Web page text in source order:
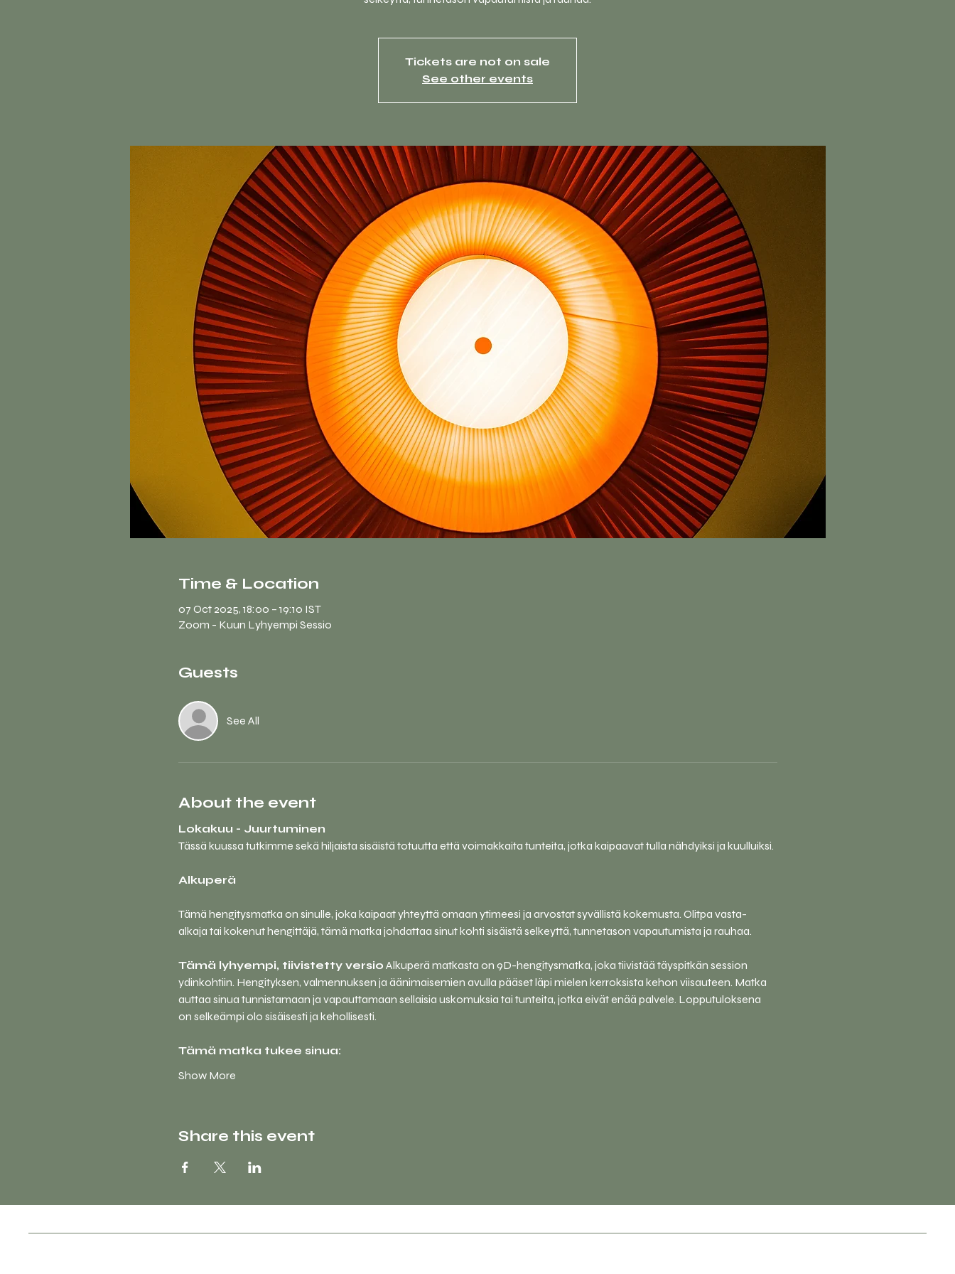
Tickets are not on sale
See other events
Time & Location
07 Oct 2025, 18:00 – 19:10 IST
Zoom - Kuun Lyhyempi Sessio
Guests
See All
About the event
Lokakuu - Juurtuminen
Tässä kuussa tutkimme sekä hiljaista sisäistä totuutta että voimakkaita tunteita, jotka kaipaavat tulla nähdyiksi ja kuulluiksi.
Alkuperä
Tämä hengitysmatka on sinulle, joka kaipaat yhteyttä omaan ytimeesi ja arvostat syvällistä kokemusta. Olitpa vasta-
alkaja tai kokenut hengittäjä, tämä matka johdattaa sinut kohti sisäistä selkeyttä, tunnetason vapautumista ja rauhaa.
Tämä lyhyempi, tiivistetty versio Alkuperä matkasta on 9D-hengitysmatka, joka tiivistää täyspitkän session
ydinkohtiin. Hengityksen, valmennuksen ja äänimaisemien avulla pääset läpi mielen kerroksista kehon viisauteen. Matka
auttaa sinua tunnistamaan ja vapauttamaan sellaisia uskomuksia tai tunteita, jotka eivät enää palvele. Lopputuloksena
on selkeämpi olo sisäisesti ja kehollisesti.
Tämä matka tukee sinua:
Show More
Share this event